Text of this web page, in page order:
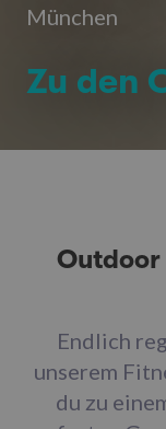
München
Zu den
Outdoor
Endlich
unserem
du zu